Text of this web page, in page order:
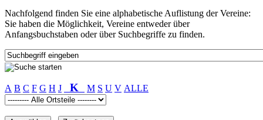
Nachfolgend finden Sie eine alphabetische Auflistung der Vereine:
Sie haben die Möglichkeit, Vereine entweder über
Anfangsbuchstaben oder über Suchbegriffe zu finden.
A B C F G H J K M S U V ALLE